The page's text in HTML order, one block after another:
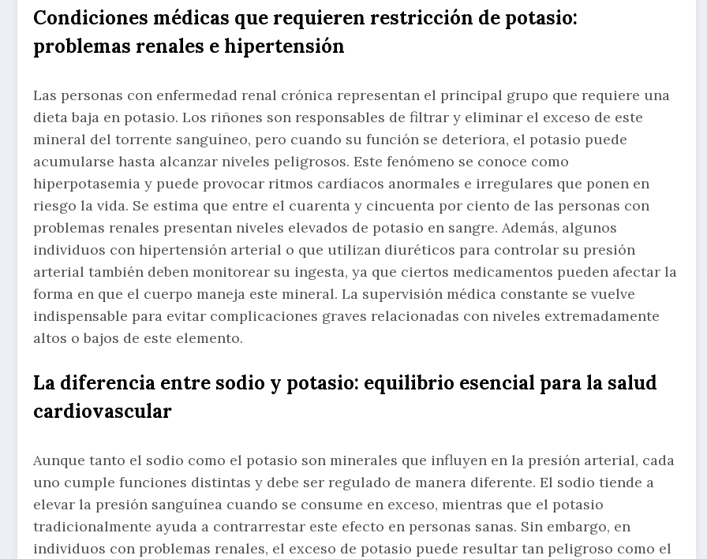
Condiciones médicas que requieren restricción de potasio:
problemas renales e hipertensión
Las personas con enfermedad renal crónica representan el principal grupo que requiere una
dieta baja en potasio. Los riñones son responsables de filtrar y eliminar el exceso de este
mineral del torrente sanguíneo, pero cuando su función se deteriora, el potasio puede
acumularse hasta alcanzar niveles peligrosos. Este fenómeno se conoce como
hiperpotasemia y puede provocar ritmos cardíacos anormales e irregulares que ponen en
riesgo la vida. Se estima que entre el cuarenta y cincuenta por ciento de las personas con
problemas renales presentan niveles elevados de potasio en sangre. Además, algunos
individuos con hipertensión arterial o que utilizan diuréticos para controlar su presión
arterial también deben monitorear su ingesta, ya que ciertos medicamentos pueden afectar la
forma en que el cuerpo maneja este mineral. La supervisión médica constante se vuelve
indispensable para evitar complicaciones graves relacionadas con niveles extremadamente
altos o bajos de este elemento.
La diferencia entre sodio y potasio: equilibrio esencial para la salud
cardiovascular
Aunque tanto el sodio como el potasio son minerales que influyen en la presión arterial, cada
uno cumple funciones distintas y debe ser regulado de manera diferente. El sodio tiende a
elevar la presión sanguínea cuando se consume en exceso, mientras que el potasio
tradicionalmente ayuda a contrarrestar este efecto en personas sanas. Sin embargo, en
individuos con problemas renales, el exceso de potasio puede resultar tan peligroso como el